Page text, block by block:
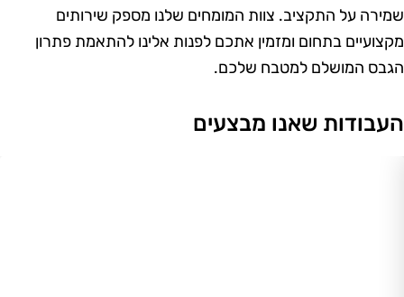
על התקציב. צוות המומחים שלנו מספק שירותים
בתחום ומזמין אתכם לפנות אלינו להתאמת פתרון
המושלם למטבח שלכם.
שאנו מבצעים